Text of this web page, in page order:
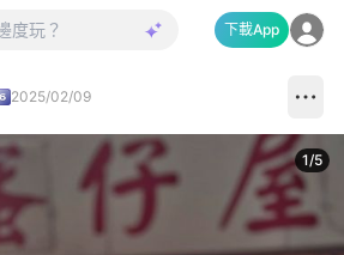
下載App
2025/02/09
1/5